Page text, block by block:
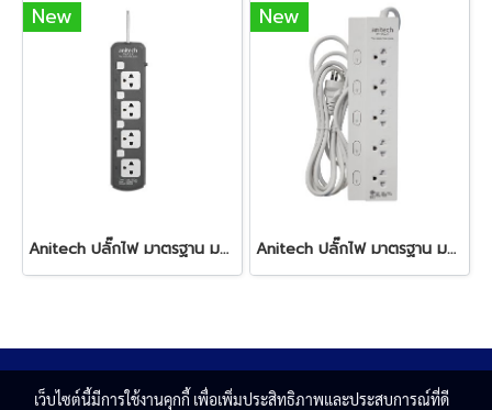
New
Anitech ปลั๊กไฟ มาตรฐาน มอก. 4ช่อง 4สวิตซ์ รุ่น H3334 Grey
New
Anitech ปลั๊กไฟ มาตรฐาน มอก. 5ช่อง 5สวิตซ์ รุ่น H3035
เว็บไซต์นี้มีการใช้งานคุกกี้ เพื่อเพิ่มประสิทธิภาพและประสบการณ์ที่ดี